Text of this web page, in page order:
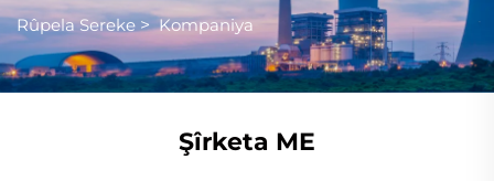
Rûpela Sereke >Kompaniya
Şîrketa ME